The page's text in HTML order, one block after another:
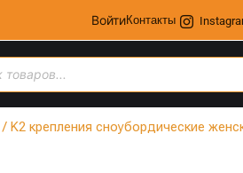
ВойтиКонтакты
/ K2 крепления сноубордические